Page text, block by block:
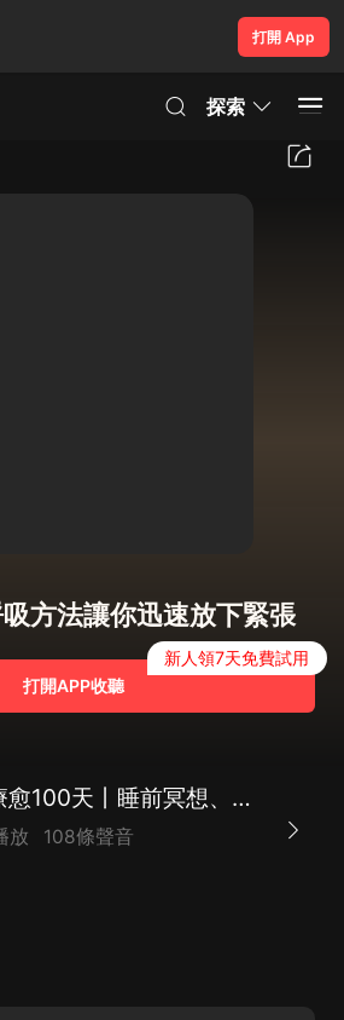
打開 App
探索
方法讓你迅速放下緊張
打開APP收聽
新人領7天免費試用
心理療愈100天丨睡前冥想、壓力抑鬱失眠 負面情緒
放 108條聲音